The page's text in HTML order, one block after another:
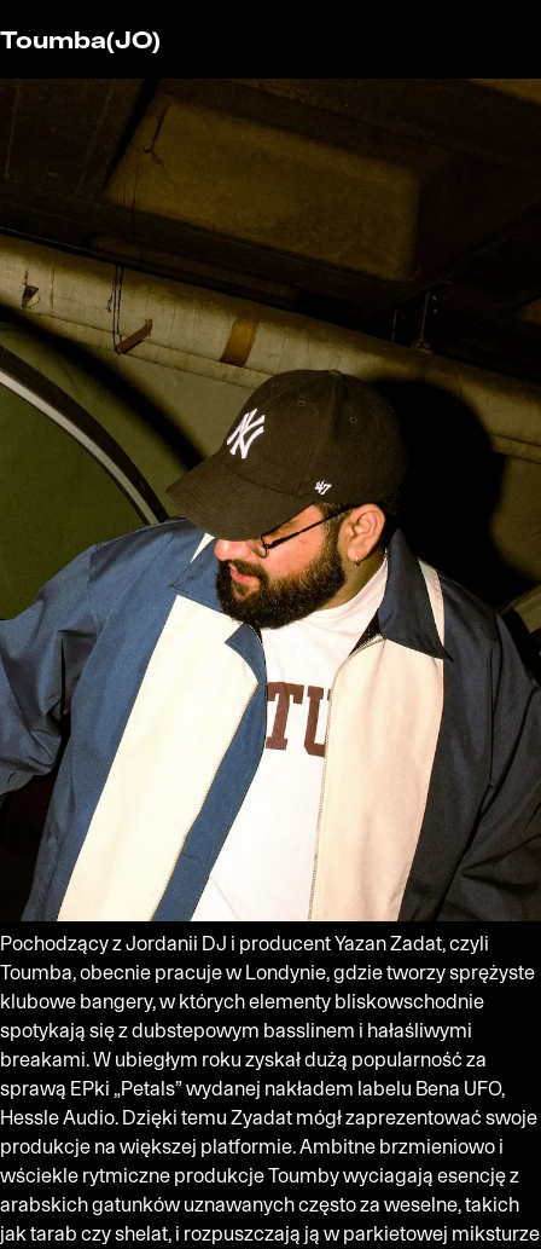
Toumba(JO)
Pochodzący z Jordanii DJ i producent Yazan Zadat, czyli
Toumba, obecnie pracuje w Londynie, gdzie tworzy sprężyste
klubowe bangery, w których elementy bliskowschodnie
spotykają się z dubstepowym basslinem i hałaśliwymi
breakami. W ubiegłym roku zyskał dużą popularność za
sprawą EPki „Petals” wydanej nakładem labelu Bena UFO,
Hessle Audio. Dzięki temu Zyadat mógł zaprezentować swoje
produkcje na większej platformie. Ambitne brzmieniowo i
wściekle rytmiczne produkcje Toumby wyciagają esencję z
arabskich gatunków uznawanych często za weselne, takich
jak tarab czy shelat, i rozpuszczają ją w parkietowej miksturze